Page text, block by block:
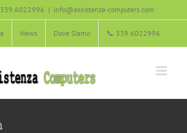
| info@assistenza-computers.com
News Dove Siamo 📞 339.6022996